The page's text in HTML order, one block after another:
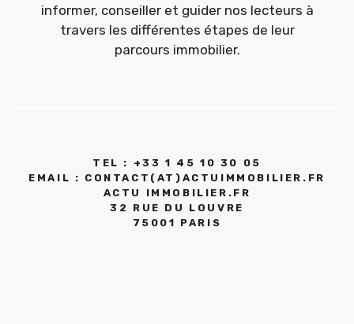
informer, conseiller et guider nos lecteurs à
travers les différentes étapes de leur
parcours immobilier.
TEL : +33 1 45 10 30 05
EMAIL : CONTACT(AT)ACTUIMMOBILIER.FR
ACTU IMMOBILIER.FR
32 RUE DU LOUVRE
75001 PARIS